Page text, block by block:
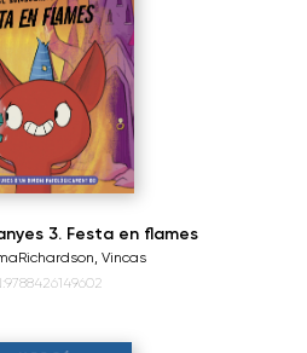
3. Festa en flames
Richardson, Vincas